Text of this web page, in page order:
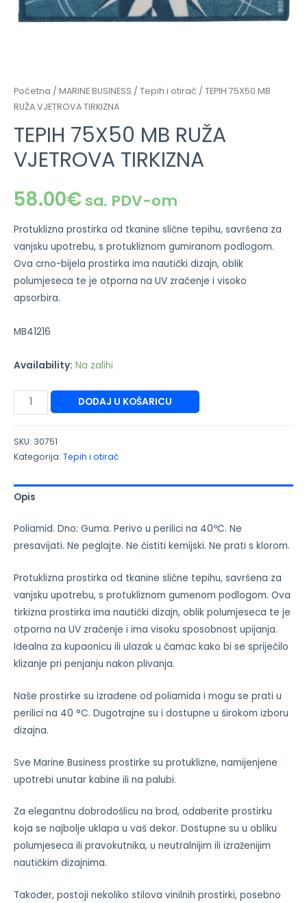
Početna / MARINE BUSINESS / Tepih i otirač / TEPIH 75X50 MB
RUŽA VJETROVA TIRKIZNA
TEPIH 75X50 MB RUŽA
VJETROVA TIRKIZNA
58.00€sa. PDV-om
Protuklizna prostirka od tkanine slične tepihu, savršena za
vanjsku upotrebu, s protukliznom gumiranom podlogom.
Ova crno-bijela prostirka ima nautički dizajn, oblik
polumjeseca te je otporna na UV zračenje i visoko
apsorbira.
MB41216
Availability: Na zalihi
DODAJ U KOŠARICU
SKU: 30751
Kategorija: Tepih i otirač
Opis
Poliamid. Dno: Guma. Perivo u perilici na 40ºC. Ne
presavijati. Ne peglajte. Ne čistiti kemijski. Ne prati s klorom.
Protuklizna prostirka od tkanine slične tepihu, savršena za
vanjsku upotrebu, s protukliznom gumenom podlogom. Ova
tirkizna prostirka ima nautički dizajn, oblik polumjeseca te je
otporna na UV zračenje i ima visoku sposobnost upijanja.
Idealna za kupaonicu ili ulazak u čamac kako bi se spriječilo
klizanje pri penjanju nakon plivanja.
Naše prostirke su izrađene od poliamida i mogu se prati u
perilici na 40 °C. Dugotrajne su i dostupne u širokom izboru
dizajna.
Sve Marine Business prostirke su protuklizne, namijenjene
upotrebi unutar kabine ili na palubi.
Za elegantnu dobrodošlicu na brod, odaberite prostirku
koja se najbolje uklapa u vaš dekor. Dostupne su u obliku
polumjeseca ili pravokutnika, u neutralnijim ili izraženijim
nautičkim dizajnima.
Također, postoji nekoliko stilova vinilnih prostirki, posebno